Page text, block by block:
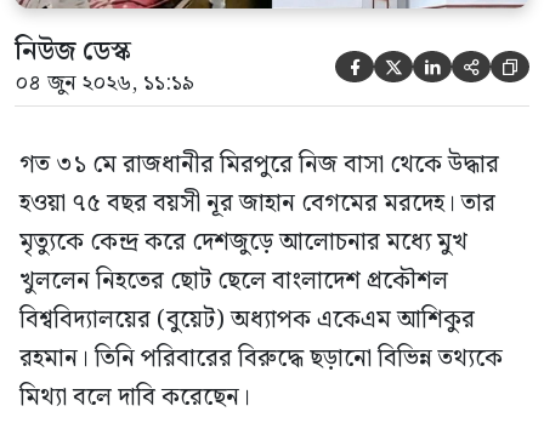
নিউজ ডেস্ক
০৪ জুন ২০২৬, ১১:১৯     
গত ৩১ মে রাজধানীর মিরপুরে নিজ বাসা থেকে উদ্ধার
হওয়া ৭৫ বছর বয়সী নূর জাহান বেগমের মরদেহ। তার
মৃত্যুকে কেন্দ্র করে দেশজুড়ে আলোচনার মধ্যে মুখ
খুললেন নিহতের ছোট ছেলে বাংলাদেশ প্রকৌশল
বিশ্ববিদ্যালয়ের (বুয়েট) অধ্যাপক একেএম আশিকুর
রহমান। তিনি পরিবারের বিরুদ্ধে ছড়ানো বিভিন্ন তথ্যকে
মিথ্যা বলে দাবি করেছেন।